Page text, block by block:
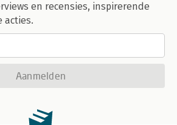
en recensies, inspirerende
acties.
Aanmelden